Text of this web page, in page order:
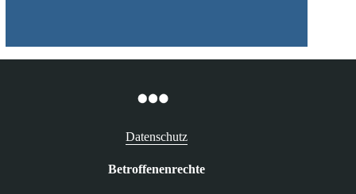
Datenschutz
Betroffenenrechte